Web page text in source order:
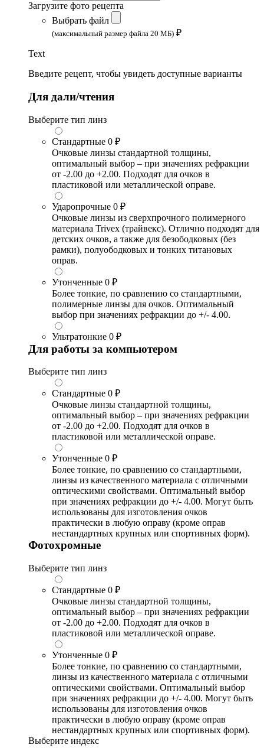
Загрузите фото рецепта
Выбрать файл
(максимальный размер файла 20 МБ) ₽
Text
Введите рецепт, чтобы увидеть доступные варианты
Для дали/чтения
Выберите тип линз
Стандартные 0 ₽
Очковые линзы стандартной толщины,
оптимальный выбор – при значениях рефракции
от -2.00 до +2.00. Подходят для очков в
пластиковой или металлической оправе.
Ударопрочные 0 ₽
Очковые линзы из сверхпрочного полимерного
материала Trivex (трайвекс). Отлично подходят для
детских очков, а также для безободковых (без
рамки), полуободковых и тонких титановых
оправ.
Утонченные 0 ₽
Более тонкие, по сравнению со стандартными,
полимерные линзы для очков. Оптимальный
выбор при значениях рефракции до +/- 4.00.
Ультратонкие 0 ₽
Для работы за компьютером
Выберите тип линз
Стандартные 0 ₽
Очковые линзы стандартной толщины,
оптимальный выбор – при значениях рефракции
от -2.00 до +2.00. Подходят для очков в
пластиковой или металлической оправе.
Утонченные 0 ₽
Более тонкие, по сравнению со стандартными,
линзы из качественного материала с отличными
оптическими свойствами. Оптимальный выбор
при значениях рефракции до +/- 4.00. Могут быть
использованы для изготовления очков
практически в любую оправу (кроме оправ
нестандартных крупных или спортивных форм).
Фотохромные
Выберите тип линз
Стандартные 0 ₽
Очковые линзы стандартной толщины,
оптимальный выбор – при значениях рефракции
от -2.00 до +2.00. Подходят для очков в
пластиковой или металлической оправе.
Утонченные 0 ₽
Более тонкие, по сравнению со стандартными,
линзы из качественного материала с отличными
оптическими свойствами. Оптимальный выбор
при значениях рефракции до +/- 4.00. Могут быть
использованы для изготовления очков
практически в любую оправу (кроме оправ
нестандартных крупных или спортивных форм).
Выберите индекс